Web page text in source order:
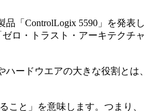
「ControlLogix 5590」を発表し
ロ・トラスト・アーキテクチャ
ードウエアの大きな役割とは、
と」を意味します。つまり、